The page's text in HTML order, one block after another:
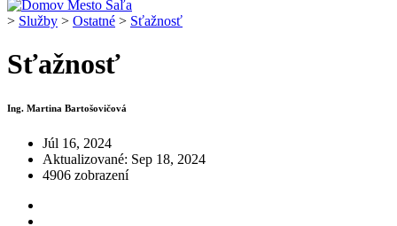
> Služby > Ostatné > Sťažnosť
Sťažnosť
Ing. Martina Bartošovičová
Júl 16, 2024
Aktualizované: Sep 18, 2024
4906 zobrazení